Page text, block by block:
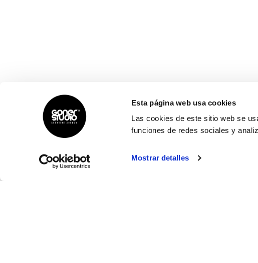
Esta página web usa cookies
Las cookies de este sitio web se
funciones de redes sociales y
Mostrar detalles